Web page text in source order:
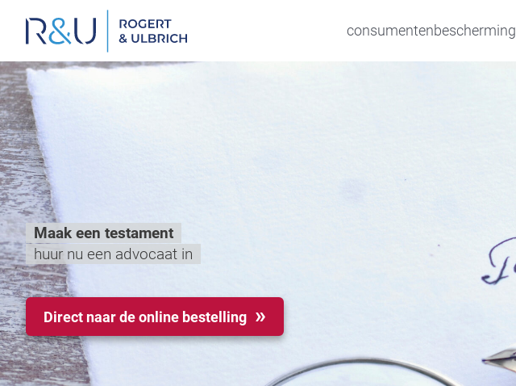
consumentenbescherming
Maak een testament
huur nu een advocaat in
Direct naar de online bestelling